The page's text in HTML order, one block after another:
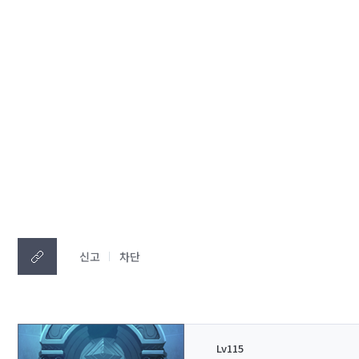
신고 차단
Lv115